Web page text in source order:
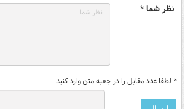
نظر شما *
* لطفا عدد مقابل را در جعبه متن وارد کنید